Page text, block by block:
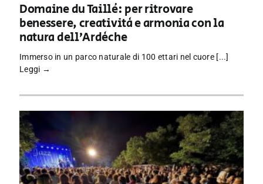
Domaine du Taillé: per ritrovare
benessere, creatività e armonia con la
natura dell’Ardèche
Immerso in un parco naturale di 100 ettari nel cuore [...]
Leggi →